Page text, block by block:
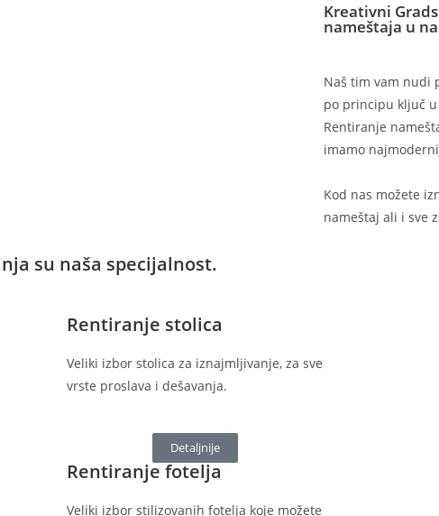
Kreativni
nameštaja u
Naš tim vam nudi
po principu ključ
Rentiranje
imamo
Kod nas možete
nameštaj ali i sve
su naša specijalnost.
Rentiranje stolica
Veliki izbor stolica za iznajmljivanje, za sve
vrste proslava i dešavanja.
Detaljnije
Rentiranje fotelja
Veliki izbor stilizovanih fotelja koje možete